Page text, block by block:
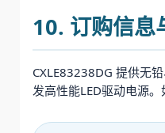
10. 订购信息
CXLE83238DG 提供无
发高性能LED驱动电源